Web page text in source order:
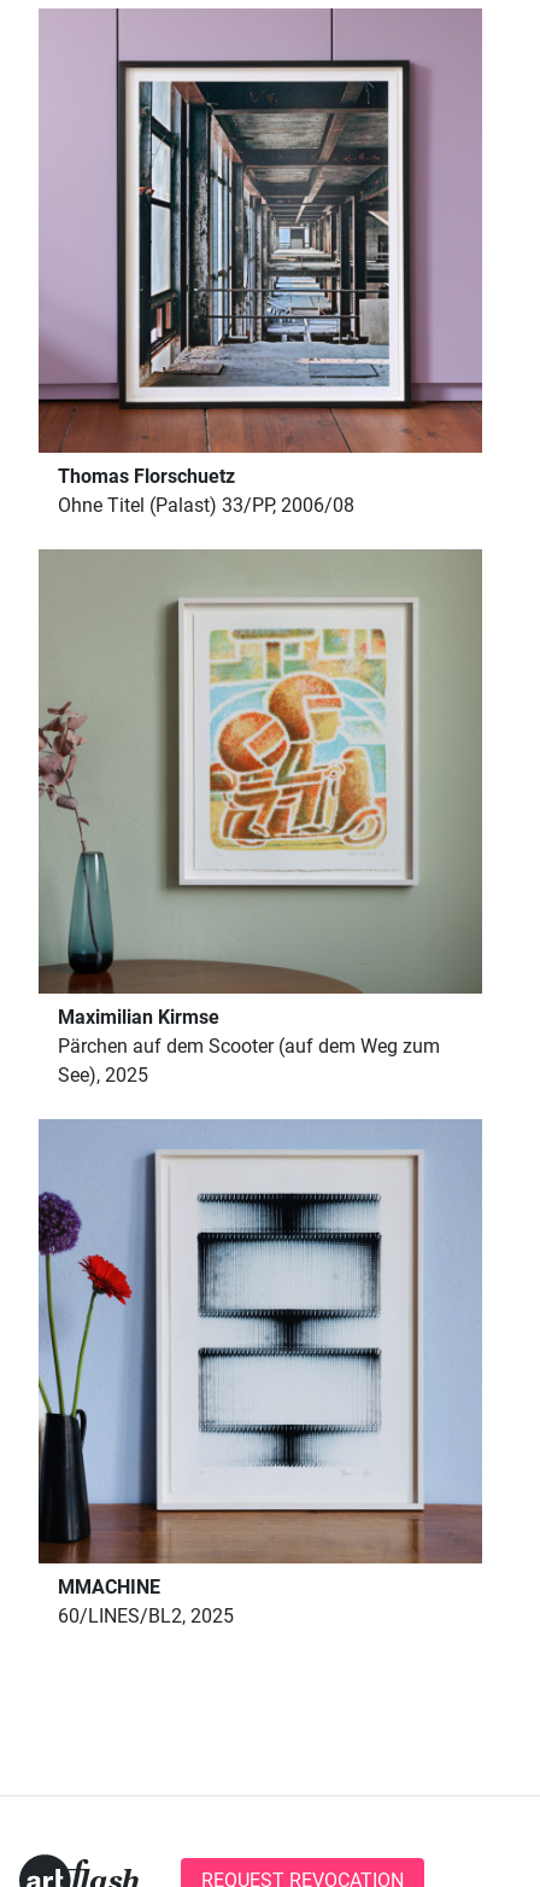
Thomas Florschuetz
Ohne Titel (Palast) 33/PP, 2006/08
Maximilian Kirmse
Pärchen auf dem Scooter (auf dem Weg zum
See), 2025
MMACHINE
60/LINES/BL2, 2025
REQUEST REVOCATION